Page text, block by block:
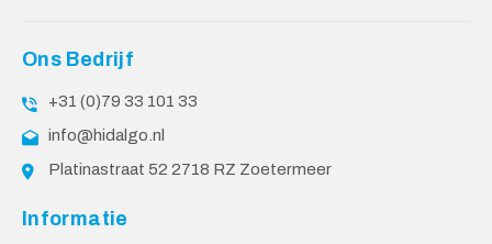
Ons Bedrijf
+31 (0)79 33 101 33
info@hidalgo.nl
Platinastraat 52 2718 RZ Zoetermeer
Informatie